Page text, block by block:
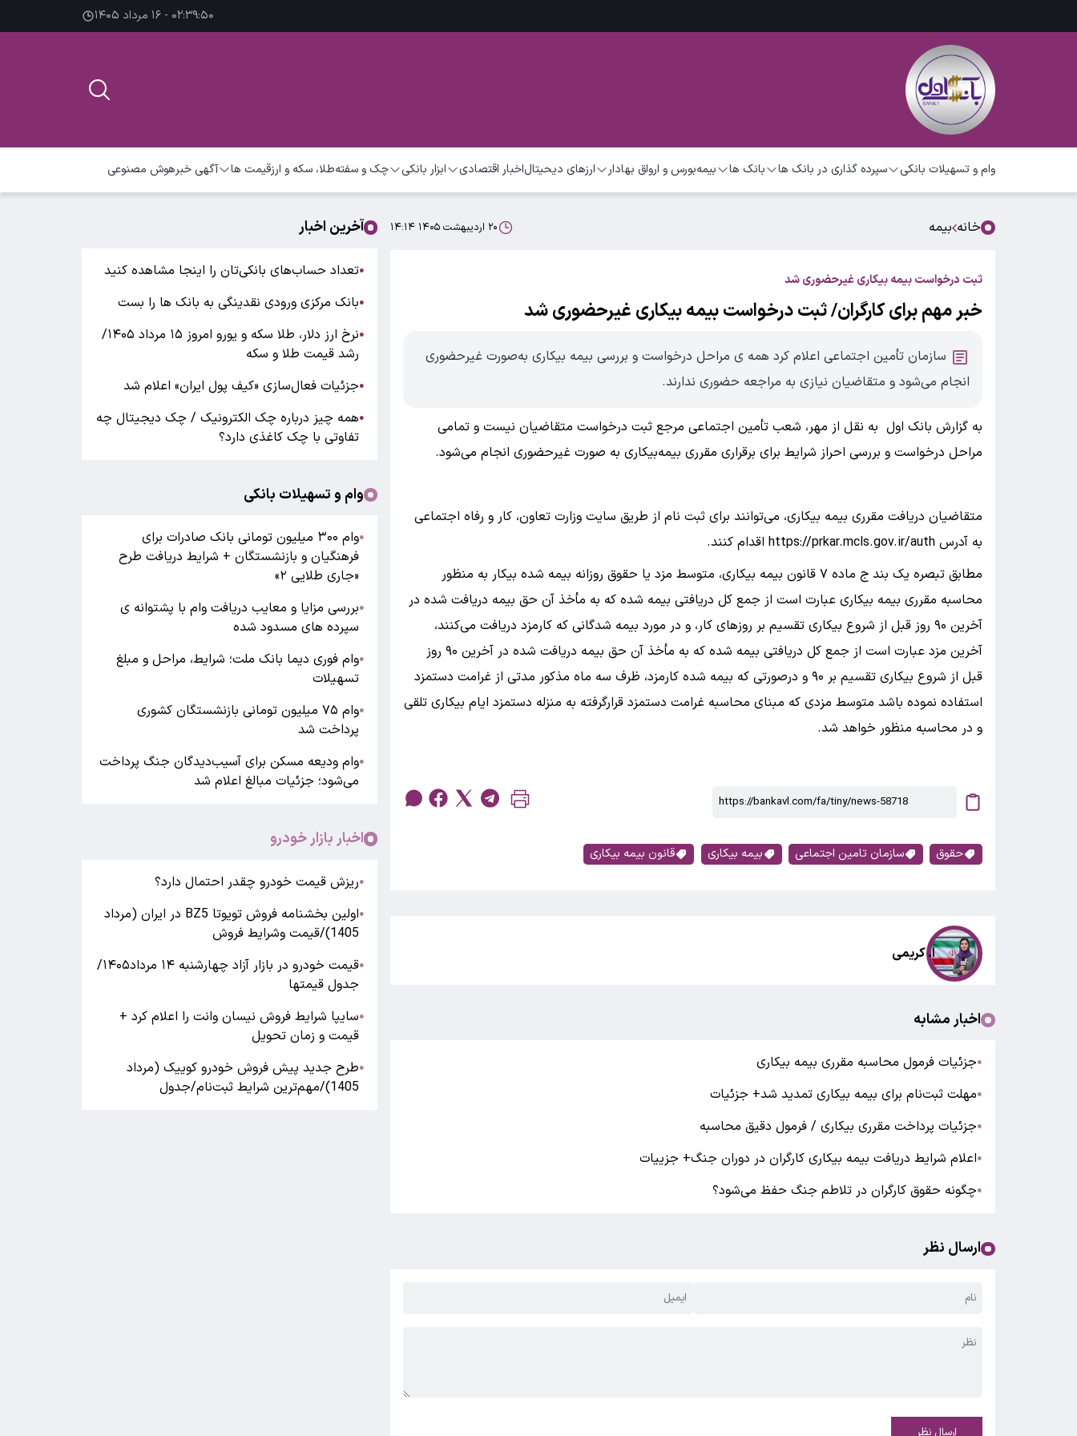
۰۲:۳۹:۵۰ - ۱۶ مرداد ۱۴۰۵
وام و تسهیلات بانکی سپرده گذاری در بانک ها بانک ها بیمهبورس و ارواق بهادار ارزهای دیحیتالاخبار اقتصادی ابزار بانکی چک و سفتهطلا، سکه و ارزقیمت ها آگهی خبرهوش مصنوعی
خانه بیمه ۲۰ اردیبهشت ۱۴۰۵ ۱۴:۱۴
ثبت درخواست بیمه بیکاری غیرحضوری شد
خبر مهم برای کارگران/ ثبت درخواست بیمه بیکاری غیرحضوری شد
سازمان تأمین اجتماعی اعلام کرد همه ی مراحل درخواست و بررسی بیمه بیکاری به‌صورت غیرحضوری
انجام می‌شود و متقاضیان نیازی به مراجعه حضوری ندارند.
به گزارش بانک اول به نقل از مهر، شعب تأمین اجتماعی مرجع ثبت درخواست متقاضیان نیست و تمامی
مراحل درخواست و بررسی احراز شرایط برای برقراری مقرری بیمه‌بیکاری به صورت غیرحضوری انجام می‌شود.
متقاضیان دریافت مقرری بیمه بیکاری، می‌توانند برای ثبت نام از طریق سایت وزارت تعاون، کار و رفاه اجتماعی
به آدرس https://prkar.mcls.gov.ir/auth اقدام کنند.
مطابق تبصره یک بند ج ماده ۷ قانون بیمه بیکاری، متوسط مزد یا حقوق روزانه بیمه شده بیکار به منظور
محاسبه مقرری بیمه بیکاری عبارت است از جمع کل دریافتی بیمه شده که به مأخذ آن حق بیمه دریافت شده در
آخرین ۹۰ روز قبل از شروع بیکاری تقسیم بر روز‌های کار، و در مورد بیمه شدگانی که کارمزد دریافت می‌کنند،
آخرین مزد عبارت است از جمع کل دریافتی بیمه شده که به مأخذ آن حق بیمه دریافت شده در آخرین ۹۰ روز
قبل از شروع بیکاری تقسیم بر ۹۰ و درصورتی که بیمه شده کارمزد، ظرف سه ماه مذکور مدتی از غرامت دستمزد
استفاده نموده باشد متوسط مزدی که مبنای محاسبه غرامت دستمزد قرارگرفته به منزله دستمزد ایام بیکاری تلقی
و در محاسبه منظور خواهد شد.
حقوق سازمان تامین اجتماعی بیمه بیکاری قانون بیمه بیکاری
ا. کریمی
اخبار مشابه
●جزئیات فرمول محاسبه مقرری بیمه بیکاری
●مهلت ثبت‌نام برای بیمه بیکاری تمدید شد+ جزئیات
●جزئیات پرداخت مقرری بیکاری / فرمول دقیق محاسبه
●اعلام شرایط دریافت بیمه‌ بیکاری کارگران در دوران جنگ+ جزییات
●چگونه حقوق کارگران در تلاطم جنگ حفظ می‌شود؟
ارسال نظر
آخرین اخبار
●تعداد حساب‌های بانکی‌تان را اینجا مشاهده کنید
●بانک مرکزی ورودی نقدینگی به بانک ها را بست
●
نرخ ارز دلار، طلا سکه و یورو امروز ۱۵ مرداد ۱۴۰۵/
رشد قیمت طلا و سکه
●جزئیات فعال‌سازی «کیف پول ایران» اعلام شد
●همه چیز درباره چک الکترونیک / چک دیجیتال چه
تفاوتی با چک کاغذی دارد؟
وام و تسهیلات بانکی
●
وام ۳۰۰ میلیون تومانی بانک صادرات برای
فرهنگیان و بازنشستگان + شرایط دریافت طرح
«جاری طلایی ۲»
●بررسی مزایا و معایب دریافت وام با پشتوانه ی
سپرده های مسدود شده
●وام فوری دیما بانک ملت؛ شرایط، مراحل و مبلغ
تسهیلات
●
وام ۷۵ میلیون تومانی بازنشستگان کشوری
پرداخت شد
●وام ودیعه مسکن برای آسیب‌دیدگان جنگ پرداخت
می‌شود؛ جزئیات مبالغ اعلام شد
اخبار بازار خودرو
●ریزش قیمت خودرو چقدر احتمال دارد؟
●
اولین بخشنامه فروش تویوتا BZ5 در ایران (مرداد
1405)/قیمت وشرایط فروش
●
قیمت خودرو در بازار آزاد چهارشنبه ۱۴ مرداد۱۴۰۵/
جدول قیمتها
●سایپا شرایط فروش نیسان وانت را اعلام کرد +
قیمت و زمان تحویل
●طرح جدید پیش فروش خودرو کوییک (مرداد
1405)/مهم‌ترین شرایط ثبت‌نام/جدول